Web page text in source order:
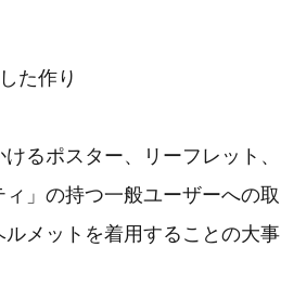
た作り
るポスター、リーフレット、
」の持つ一般ユーザーへの取
メットを着用することの大事